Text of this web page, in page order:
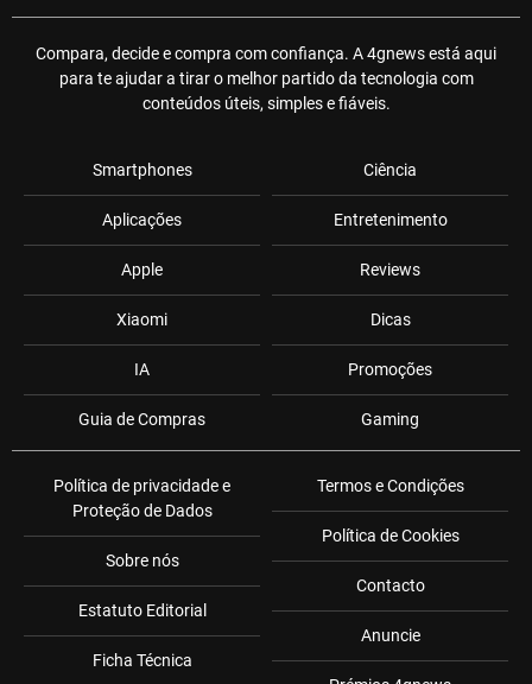
Compara, decide e compra com confiança. A 4gnews está aqui
para te ajudar a tirar o melhor partido da tecnologia com
conteúdos úteis, simples e fiáveis.
Smartphones
Aplicações
Apple
Xiaomi
IA
Guia de Compras
Ciência
Entretenimento
Reviews
Dicas
Promoções
Gaming
Política de privacidade e
Proteção de Dados
Sobre nós
Estatuto Editorial
Ficha Técnica
Termos e Condições
Política de Cookies
Contacto
Anuncie